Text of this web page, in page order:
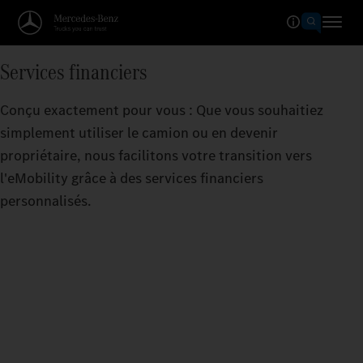
Services financiers
Conçu exactement pour vous : Que vous souhaitiez
simplement utiliser le camion ou en devenir
propriétaire, nous facilitons votre transition vers
l'eMobility grâce à des services financiers
personnalisés.